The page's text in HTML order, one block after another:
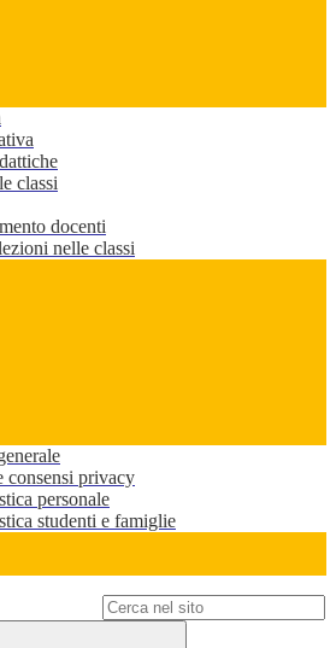
classi
docenti
nelle classi
consensi privacy
personale
studenti e famiglie